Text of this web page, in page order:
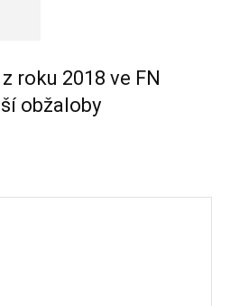
roku 2018 ve FN
obžaloby